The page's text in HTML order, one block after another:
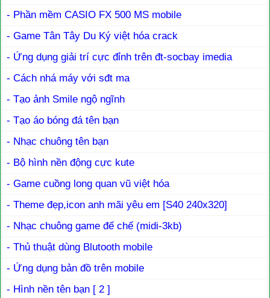
- Phần mềm CASIO FX 500 MS mobile
- Game Tân Tây Du Ký việt hóa crack
- Ứng dụng giải trí cực đỉnh trên đt-socbay imedia
- Cách nhá máy với sđt ma
- Tạo ảnh Smile ngộ ngĩnh
- Tạo áo bóng đá tên bạn
- Nhạc chuông tên bạn
- Bộ hình nền động cực kute
- Game cuồng long quan vũ việt hóa
- Theme đẹp,icon anh mãi yêu em [S40 240x320]
- Nhạc chuông game đế chế (midi-3kb)
- Thủ thuật dùng Blutooth mobile
- Ứng dụng bản đồ trên mobile
- Hình nền tên bạn [ 2 ]